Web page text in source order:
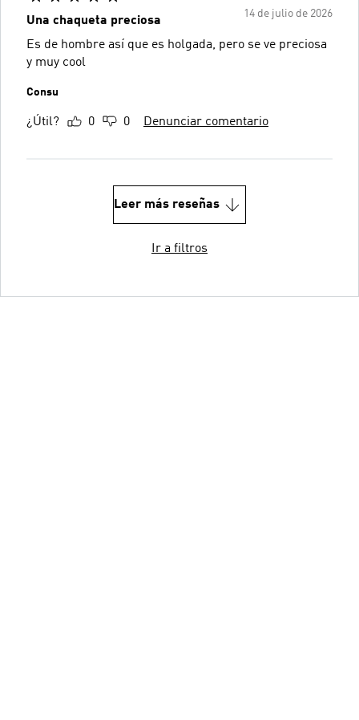
14 de julio de 2026
Una chaqueta preciosa
Es de hombre así que es holgada, pero se ve preciosa
y muy cool
Consu
¿Útil? 0 0 Denunciar comentario
Leer más reseñas
Ir a filtros